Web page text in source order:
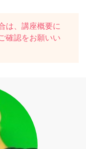
は、講座概要に
確認をお願いい